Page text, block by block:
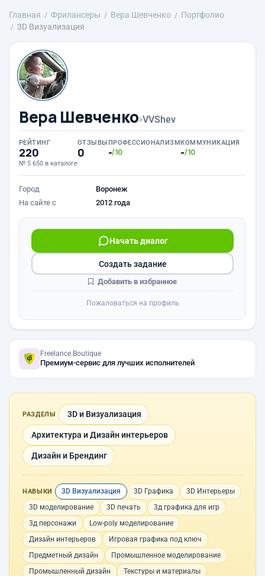
Главная Фрилансеры Вера Шевченко
Портфолио
3D Визуализация
Вера Шевченко›VVShev
РЕЙТИНГ
220
№ 5 650 в каталоге
ОТЗЫВЫ
0
ПРОФЕССИОНАЛИЗМ
-/10
КОММУНИКАЦИЯ
-/10
Город
Воронеж
На сайте с
2012 года
Начать диалог
Создать задание
Добавить в избранное
Пожаловаться на профиль
Freelance.Boutique
Премиум-сервис для лучших исполнителей
РАЗДЕЛЫ 3D и Визуализация
Архитектура и Дизайн интерьеров
Дизайн и Брендинг
НАВЫКИ 3D Визуализация 3D Графика
3D Интерьеры
3D моделирование
3D печать
3д графика для игр
3д персонажи
Low-poly моделирование
Дизайн интерьеров
Игровая графика под ключ
Предметный дизайн
Промышленное моделирование
Промышленный дизайн
Текстуры и материалы